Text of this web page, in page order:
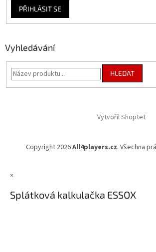
PŘIHLÁSIT SE
Vyhledávání
HLEDAT
Vytvořil Shoptet
Copyright 2026All4players.cz. Všechna
×
Splátková kalkulačka ESSOX